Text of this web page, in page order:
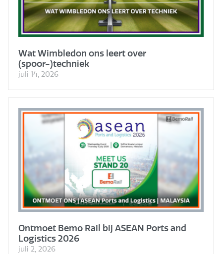
Wat Wimbledon ons leert over
(spoor-)techniek
juli 14, 2026
Ontmoet Bemo Rail bij ASEAN Ports and
Logistics 2026
juli 2, 2026